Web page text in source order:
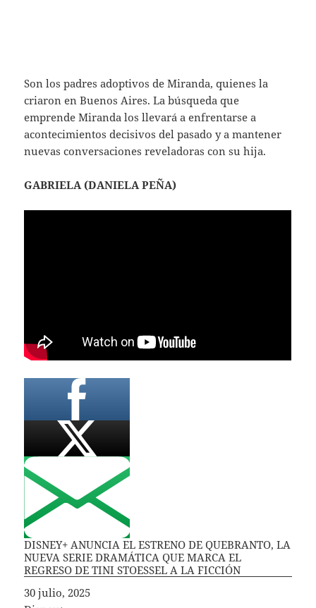
Son los padres adoptivos de Miranda, quienes la
criaron en Buenos Aires. La búsqueda que
emprende Miranda los llevará a enfrentarse a
acontecimientos decisivos del pasado y a mantener
nuevas conversaciones reveladoras con su hija.
GABRIELA (DANIELA PEÑA)
DISNEY+ ANUNCIA EL ESTRENO DE QUEBRANTO, LA
NUEVA SERIE DRAMÁTICA QUE MARCA EL
REGRESO DE TINI STOESSEL A LA FICCIÓN
Fecha
30 julio, 2025